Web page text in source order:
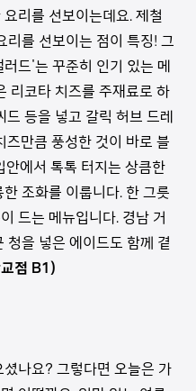
리를 선보이는데요. 제철
리를 선보이는 점이 특징! 그
드'는 꾸준히 인기 있는 메
리코타 치즈를 주재료로 하
드 등을 넣고 갈릭 허브 드레
즈만큼 풍성한 것이 바로 블
안에서 톡톡 터지는 상큼한
조화를 이룹니다. 한 그릇
드는 메뉴입니다. 경남 거
청을 넣은 에이드도 함께 곁
점 B1)
나요? 그렇다면 오늘은 가